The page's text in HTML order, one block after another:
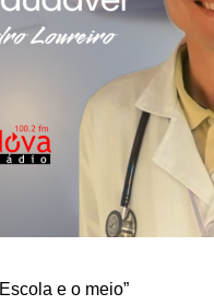
e o meio”